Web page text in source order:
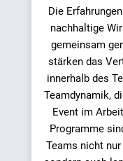
Die
nachhaltige
gemeinsam
stärken das
innerhalb des
Teamdynamik,
Event im
Programme
Teams nicht